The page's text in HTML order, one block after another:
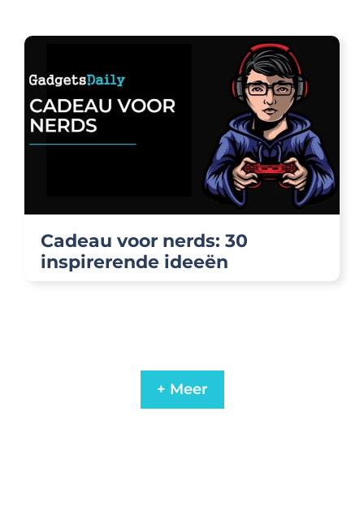
Cadeau voor nerds: 30
inspirerende ideeën
+ Meer